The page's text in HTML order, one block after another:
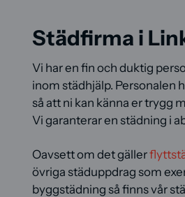
Städfirma i
Vi har en fin och duktig
inom städhjälp. Personalen
så att ni kan känna er trygg
Vi garanterar en städning i
Oavsett om det gäller
övriga städuppdrag som
byggstädning så finns vår